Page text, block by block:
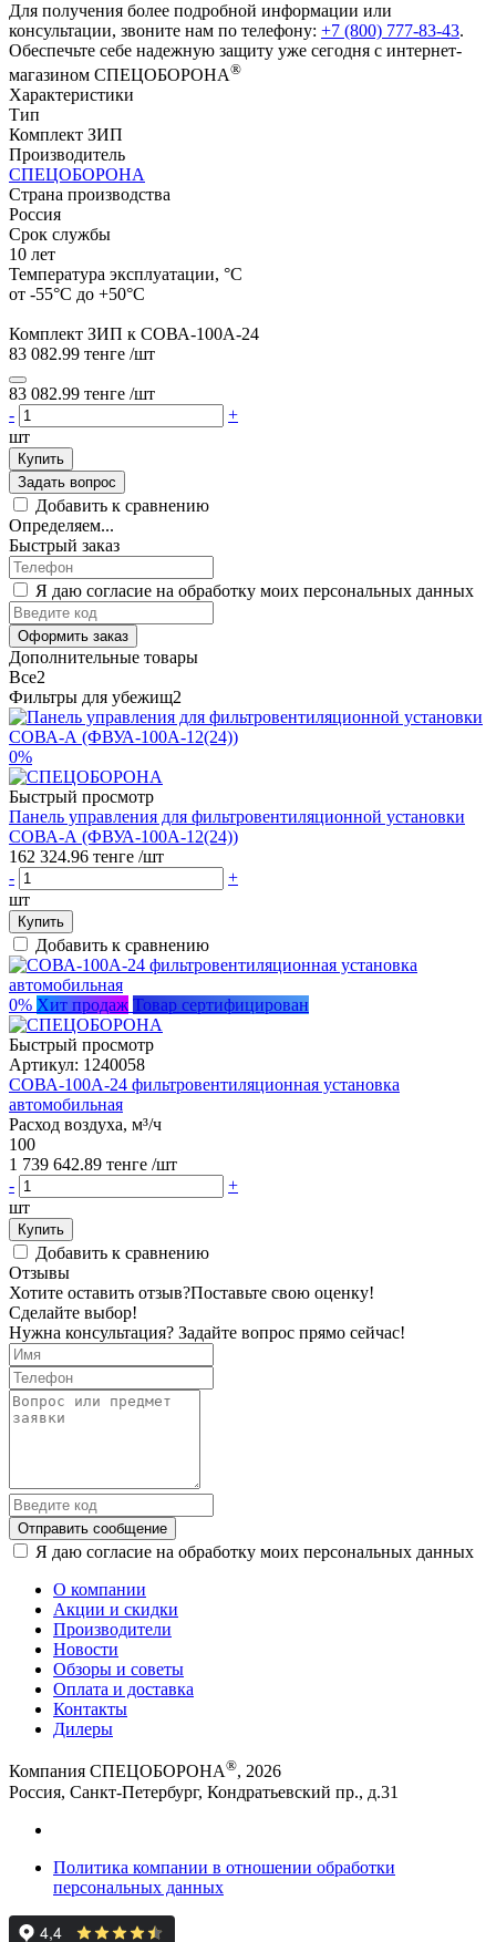
Для получения более подробной информации или
консультации, звоните нам по телефону: +7 (800) 777-83-43.
Обеспечьте себе надежную защиту уже сегодня с интернет-
магазином СПЕЦОБОРОНА®
Характеристики
Тип
Комплект ЗИП
Производитель
СПЕЦОБОРОНА
Страна производства
Россия
Срок службы
10 лет
Температура эксплуатации, °C
от -55°С до +50°С
Комплект ЗИП к СОВА-100А-24
83 082.99 тенге /шт
83 082.99 тенге /шт
-
+
шт
Купить
Задать вопрос
Добавить к сравнению
Определяем...
Быстрый заказ
Я даю согласие на обработку моих персональных данных
Оформить заказ
Дополнительные товары
Все2
Фильтры для убежищ2
0%
Быстрый просмотр
Панель управления для фильтровентиляционной установки
СОВА-А (ФВУА-100А-12(24))
162 324.96 тенге /шт
-
+
шт
Купить
Добавить к сравнению
0% Хит продаж Товар сертифицирован
Быстрый просмотр
Артикул: 1240058
СОВА-100А-24 фильтровентиляционная установка
автомобильная
Расход воздуха, м³/ч
100
1 739 642.89 тенге /шт
-
+
шт
Купить
Добавить к сравнению
Отзывы
Хотите оставить отзыв?Поставьте свою оценку!
Сделайте выбор!
Нужна консультация? Задайте вопрос прямо сейчас!
Отправить сообщение
Я даю согласие на обработку моих персональных данных
О компании
Акции и скидки
Производители
Новости
Обзоры и советы
Оплата и доставка
Контакты
Дилеры
Компания СПЕЦОБОРОНА®, 2026
Россия, Санкт-Петербург, Кондратьевский пр., д.31
Политика компании в отношении обработки
персональных данных